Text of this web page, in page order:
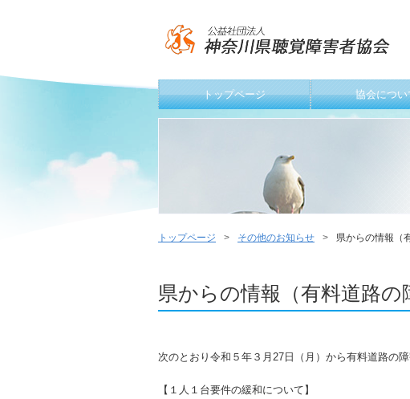
トップページ 協会につい
トップページ その他のお知らせ 県からの情報（
県からの情報（有料道路の
次のとおり令和５年３月27日（月）から有料道路の
【１人１台要件の緩和について】